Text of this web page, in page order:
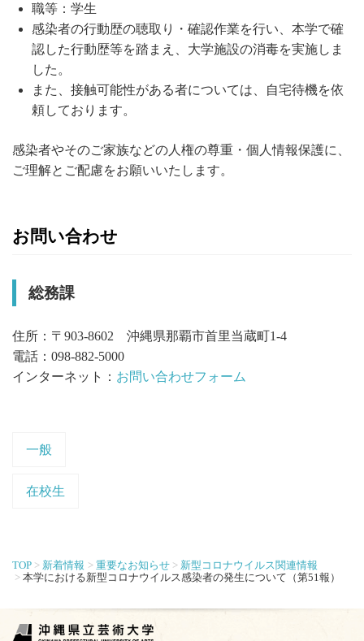
職等：学生
感染者の行動歴の聴取り・確認作業を行い、本学で確
認した行動歴等を踏まえ、大学施設の消毒を実施しま
した。
また、接触可能性がある者については、自宅待機を依
頼しております。
感染者やそのご家族などの人権の尊重・個人情報保護に、
ご理解とご配慮をお願いいたします。
お問い合わせ
総務課
住所：〒903-8602 沖縄県那覇市首里当蔵町1-4
電話：098-882-5000
インターネット： お問い合わせフォーム
一般
在校生
TOP 新着情報 重要なお知らせ
新型コロナウイルス関連情報
本学における新型コロナウイルス感染者の発生について（第51報）